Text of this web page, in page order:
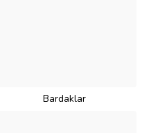
Bardaklar